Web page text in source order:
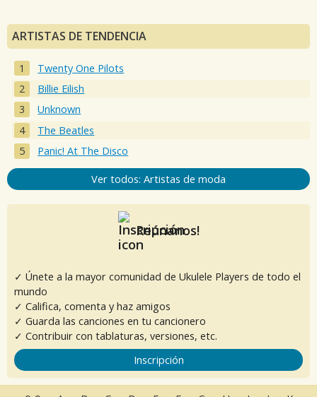
ARTISTAS DE TENDENCIA
Twenty One Pilots
Billie Eilish
Unknown
The Beatles
Panic! At The Disco
Ver todos: Artistas de moda
Reúnanos!
✓ Únete a la mayor comunidad de Ukulele Players de todo el
mundo
✓ Califica, comenta y haz amigos
✓ Guarda las canciones en tu cancionero
✓ Contribuir con tablaturas, versiones, etc.
Inscripción